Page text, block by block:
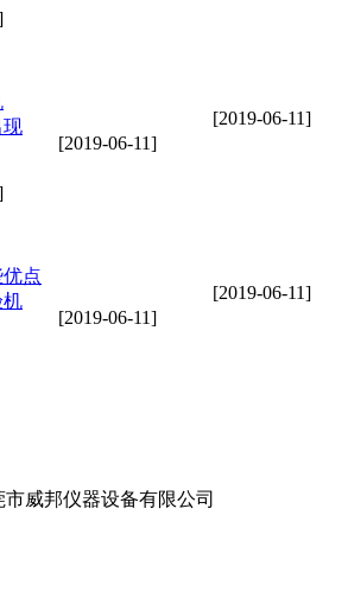
[2019-06-11]
[2019-06-11]
现
[2019-06-11]
点
[2019-06-11]
机
市威邦仪器设备有限公司